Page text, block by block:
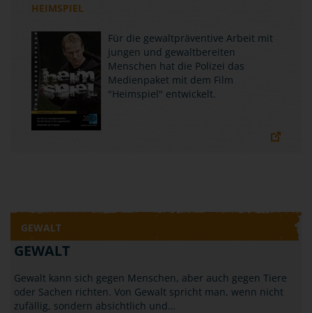
HEIMSPIEL
Für die gewaltpräventive Arbeit mit
jungen und gewaltbereiten
Menschen hat die Polizei das
Medienpaket mit dem Film
"Heimspiel" entwickelt.
GEWALT
GEWALT
Gewalt kann sich gegen Menschen, aber auch gegen Tiere
oder Sachen richten. Von Gewalt spricht man, wenn nicht
zufällig, sondern absichtlich und…